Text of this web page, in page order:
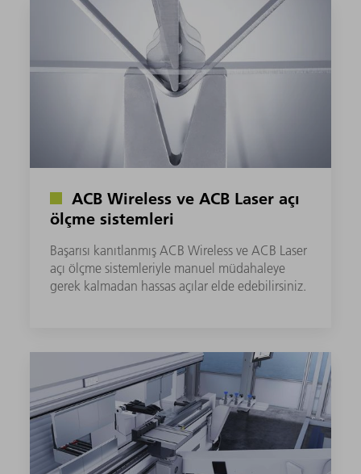
ACB Wireless ve ACB Laser açı
ölçme sistemleri
Başarısı kanıtlanmış ACB Wireless ve ACB Laser
açı ölçme sistemleriyle manuel müdahaleye
gerek kalmadan hassas açılar elde edebilirsiniz.